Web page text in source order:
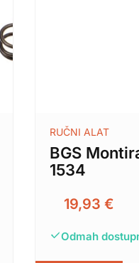
RUČNI ALAT
BGS
1534
19,93€
Odmah